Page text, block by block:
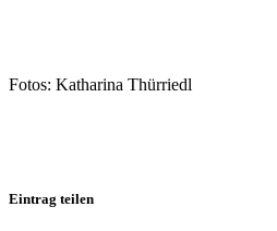
Fotos: Katharina Thürriedl
Eintrag teilen